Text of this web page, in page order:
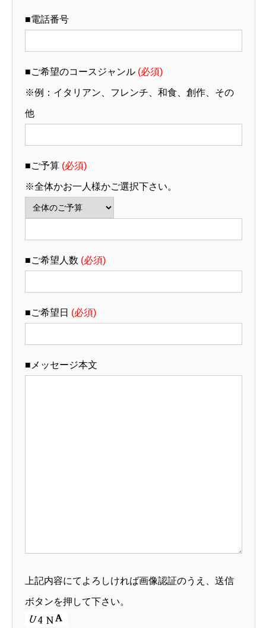
■電話番号
■ご希望のコースジャンル (必須)
※例：イタリアン、フレンチ、和食、創作、その
他
■ご予算 (必須)
※全体かお一人様かご選択下さい。
■ご希望人数 (必須)
■ご希望日 (必須)
■メッセージ本文
上記内容にてよろしければ画像認証のうえ、送信
ボタンを押して下さい。